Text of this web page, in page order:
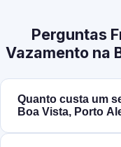
Perguntas
Vazamento na
Quanto custa um
Boa Vista, Porto